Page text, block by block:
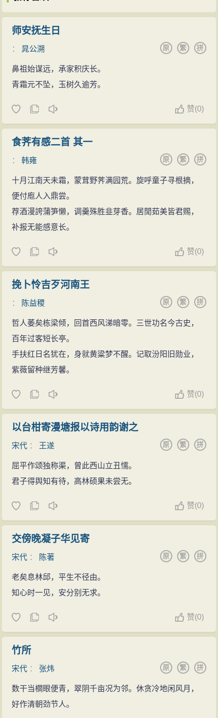
伟大的地图学家。 ...
师安抚生日
： 晁公溯 拼
繁
原
鼻祖始谋远，承家积庆长。
青霜元不坠，玉树久逾芳。
赞(0)
食荠有感二首 其一
：韩雍 拼
繁
原
十月江南天未霜，蒙茸野荠满园荒。旋呼童子寻根摘，
便付庖人入鼎尝。
荐酒漫誇蒲笋懒，调羹殊胜韭芽香。居閒茹美皆君赐，
补报无能感意长。
赞(0)
挽卜怜吉歹河南王
： 陈益稷 拼
繁
原
哲人萎矣栋梁倾，回首西风涕暗零。三世功名今古史，
百年过客短长亭。
手扶红日名犹在，身就黄粱梦不醒。记取汾阳旧勋业，
紫薇留种继芳馨。
赞(0)
以台柑寄漫塘报以诗用韵谢之
宋代 ： 王遂 拼
繁
原
屈平作颂独称渠，曾此西山立丑懦。
君子得舆知有待，高林硕果未尝无。
赞(0)
交傍晚凝子华见寄
宋代 ： 陈著 拼
繁
原
老矣息林邱，平生不径由。
知心时一见，安分别无求。
赞(0)
竹所
宋代 ： 张炜 拼
繁
原
数干当櫩眼便青，翠阴千亩况为邻。休贪冷地闲风月，
好作清朝劲节人。